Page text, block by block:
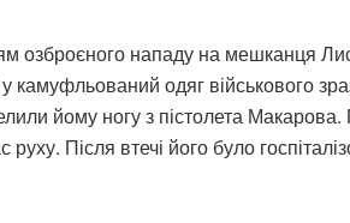
озброєного нападу на мешканця
камуфльований одяг військового
йому ногу з пістолета
руху. Після втечі його було